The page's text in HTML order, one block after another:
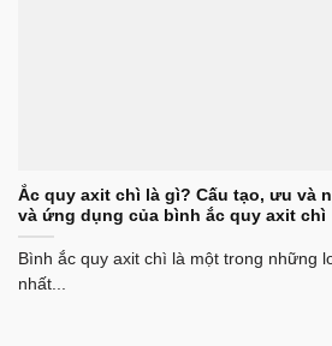
Ắc quy axit chì là gì? Cấu tạo, ưu và
và ứng dụng của bình ắc quy axit chì
Bình ắc quy axit chì là một trong những
nhất...